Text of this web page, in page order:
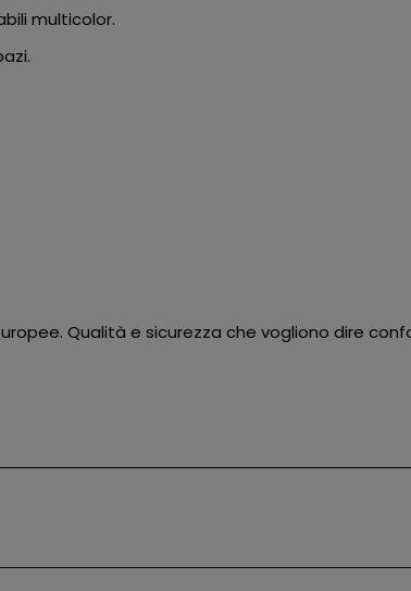
multicolor.
Qualità e sicurezza che vogliono dire